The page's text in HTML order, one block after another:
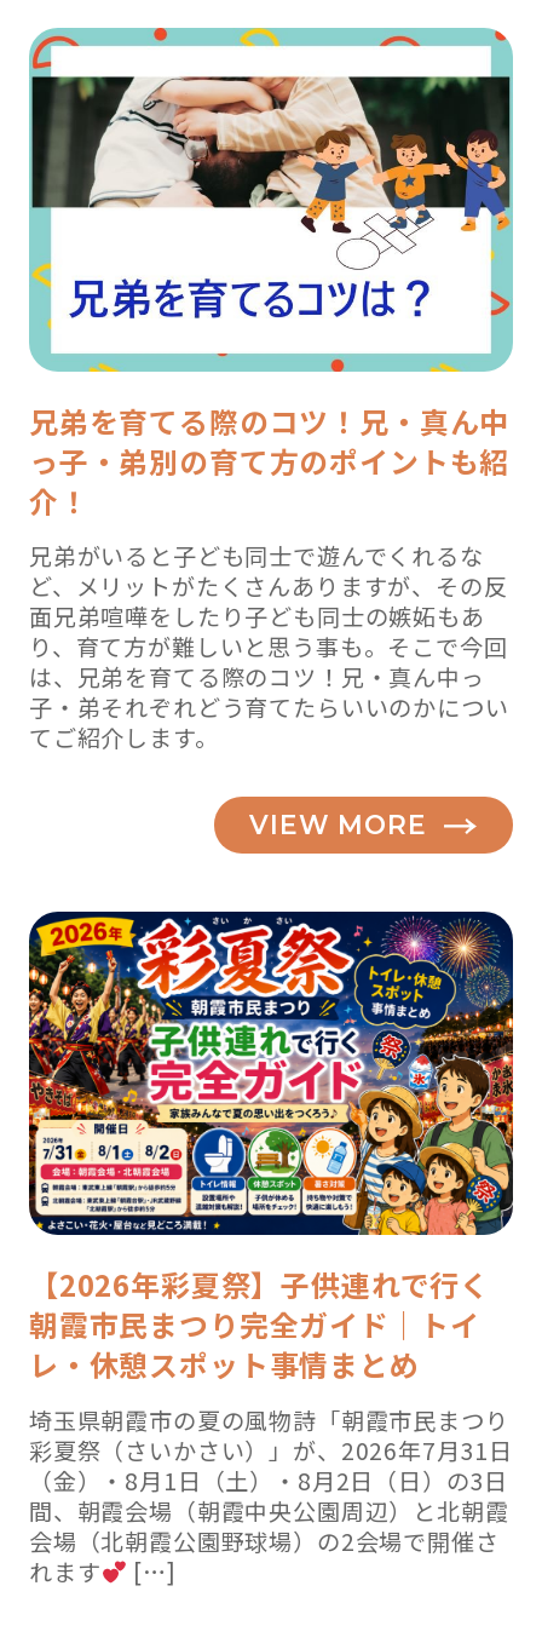
兄弟を育てる際のコツ！兄・真ん中
っ子・弟別の育て方のポイントも紹
介！
兄弟がいると子ども同士で遊んでくれるな
ど、メリットがたくさんありますが、その反
面兄弟喧嘩をしたり子ども同士の嫉妬もあ
り、育て方が難しいと思う事も。そこで今回
は、兄弟を育てる際のコツ！兄・真ん中っ
子・弟それぞれどう育てたらいいのかについ
てご紹介します。
VIEW MORE
【2026年彩夏祭】子供連れで行く
朝霞市民まつり完全ガイド｜トイ
レ・休憩スポット事情まとめ
埼玉県朝霞市の夏の風物詩「朝霞市民まつり
彩夏祭（さいかさい）」が、2026年7月31日
（金）・8月1日（土）・8月2日（日）の3日
間、朝霞会場（朝霞中央公園周辺）と北朝霞
会場（北朝霞公園野球場）の2会場で開催さ
れます
[…]